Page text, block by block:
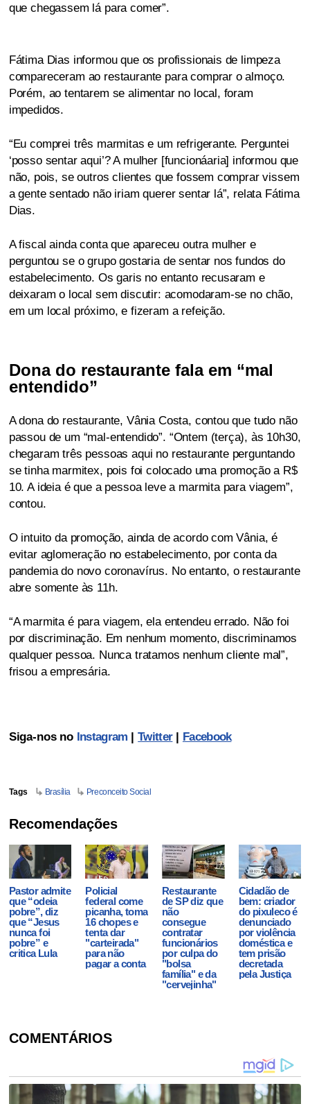
que chegassem lá para comer”.
Fátima Dias informou que os profissionais de limpeza
compareceram ao restaurante para comprar o almoço.
Porém, ao tentarem se alimentar no local, foram
impedidos.
“Eu comprei três marmitas e um refrigerante. Perguntei
‘posso sentar aqui’? A mulher [funcionáaria] informou que
não, pois, se outros clientes que fossem comprar vissem
a gente sentado não iriam querer sentar lá”, relata Fátima
Dias.
A fiscal ainda conta que apareceu outra mulher e
perguntou se o grupo gostaria de sentar nos fundos do
estabelecimento. Os garis no entanto recusaram e
deixaram o local sem discutir: acomodaram-se no chão,
em um local próximo, e fizeram a refeição.
Dona do restaurante fala em “mal
entendido”
A dona do restaurante, Vânia Costa, contou que tudo não
passou de um “mal-entendido”. “Ontem (terça), às 10h30,
chegaram três pessoas aqui no restaurante perguntando
se tinha marmitex, pois foi colocado uma promoção a R$
10. A ideia é que a pessoa leve a marmita para viagem”,
contou.
O intuito da promoção, ainda de acordo com Vânia, é
evitar aglomeração no estabelecimento, por conta da
pandemia do novo coronavírus. No entanto, o restaurante
abre somente às 11h.
“A marmita é para viagem, ela entendeu errado. Não foi
por discriminação. Em nenhum momento, discriminamos
qualquer pessoa. Nunca tratamos nenhum cliente mal”,
frisou a empresária.
Siga-nos no Instagram |Twitter| Facebook
Tags Brasília Preconceito Social
Recomendações
Pastor admite
que “odeia
pobre”, diz
que “Jesus
nunca foi
pobre” e
critica Lula
Policial
federal come
picanha, toma
16 chopes e
tenta dar
"carteirada"
para não
pagar a conta
Restaurante
de SP diz que
não
consegue
contratar
funcionários
por culpa do
"bolsa
família" e da
"cervejinha"
Cidadão de
bem: criador
do pixuleco é
denunciado
por violência
doméstica e
tem prisão
decretada
pela Justiça
COMENTÁRIOS